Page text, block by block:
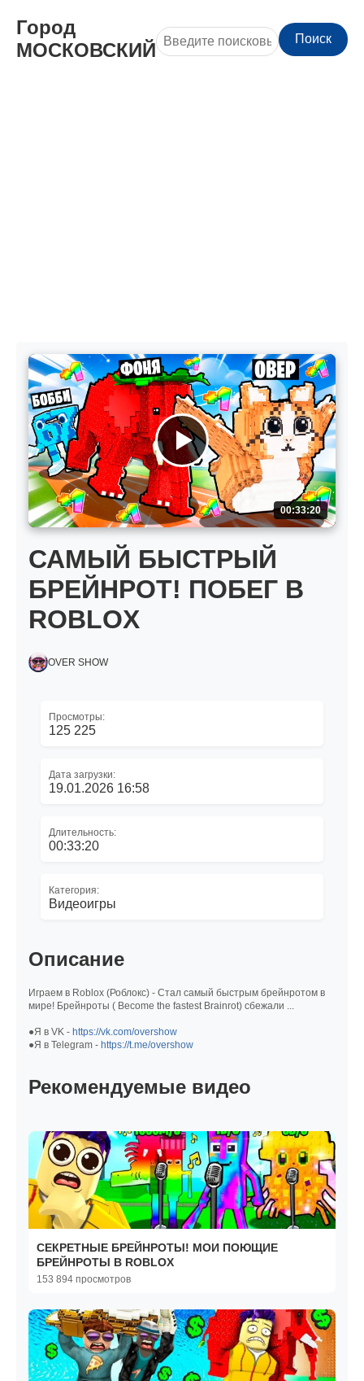
Город
МОСКОВСКИЙ
Поиск
00:33:20
САМЫЙ БЫСТРЫЙ
БРЕЙНРОТ! ПОБЕГ В
ROBLOX
OVER SHOW
Просмотры:
125 225
Дата загрузки:
19.01.2026 16:58
Длительность:
00:33:20
Категория:
Видеоигры
Описание
Играем в Roblox (Роблокс) - Стал самый быстрым брейнротом в
мире! Брейнроты ( Become the fastest Brainrot) сбежали ...
●Я в VK - https://vk.com/overshow
●Я в Telegram - https://t.me/overshow
Рекомендуемые видео
СЕКРЕТНЫЕ БРЕЙНРОТЫ! МОИ ПОЮЩИЕ
БРЕЙНРОТЫ В ROBLOX
153 894 просмотров